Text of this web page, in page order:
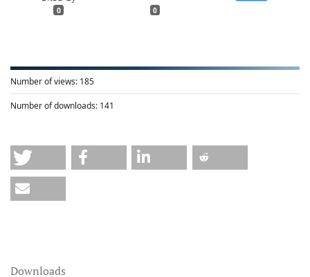
0 0
Number of views: 185
Number of downloads: 141
Downloads